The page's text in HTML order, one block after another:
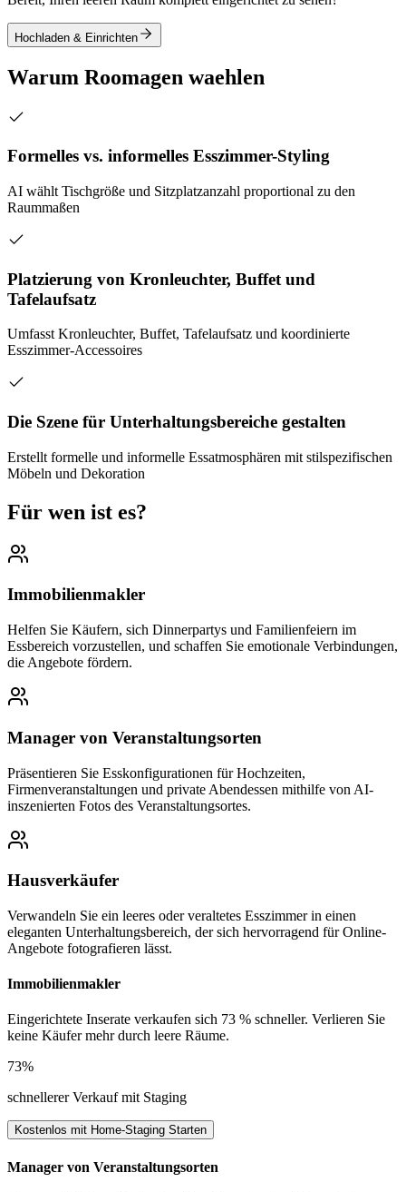
Hochladen & Einrichten
Warum Roomagen waehlen
Formelles vs. informelles Esszimmer-Styling
AI wählt Tischgröße und Sitzplatzanzahl proportional zu den
Raummaßen
Platzierung von Kronleuchter, Buffet und
Tafelaufsatz
Umfasst Kronleuchter, Buffet, Tafelaufsatz und koordinierte
Esszimmer-Accessoires
Die Szene für Unterhaltungsbereiche gestalten
Erstellt formelle und informelle Essatmosphären mit stilspezifischen
Möbeln und Dekoration
Für wen ist es?
Immobilienmakler
Helfen Sie Käufern, sich Dinnerpartys und Familienfeiern im
Essbereich vorzustellen, und schaffen Sie emotionale Verbindungen,
die Angebote fördern.
Manager von Veranstaltungsorten
Präsentieren Sie Esskonfigurationen für Hochzeiten,
Firmenveranstaltungen und private Abendessen mithilfe von AI-
inszenierten Fotos des Veranstaltungsortes.
Hausverkäufer
Verwandeln Sie ein leeres oder veraltetes Esszimmer in einen
eleganten Unterhaltungsbereich, der sich hervorragend für Online-
Angebote fotografieren lässt.
Immobilienmakler
Eingerichtete Inserate verkaufen sich 73 % schneller. Verlieren Sie
keine Käufer mehr durch leere Räume.
73%
schnellerer Verkauf mit Staging
Kostenlos mit Home-Staging Starten
Manager von Veranstaltungsorten